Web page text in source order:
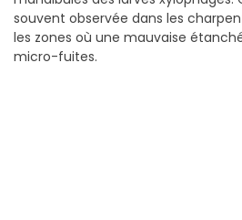
souvent observée dans les
les zones où une mauvaise
micro-fuites.